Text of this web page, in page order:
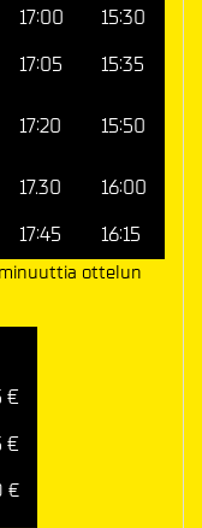
17:00
15:30
17:05
15:35
17:20 15:50
17.30
16:00
17:45 16:15
ottelun
€
€
€